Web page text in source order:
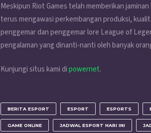
Meskipun Riot Games telah memberikan
terus mengawasi perkembangan produksi, k
penggemar dan penggemar lore League of
pengalaman yang dinanti-nanti oleh banyak
Kunjungi situs kami dipowernet.
BERITA ESPORT ESPORT ESPORTS
GAME ONLINE JADWAL ESPORT HARI INI